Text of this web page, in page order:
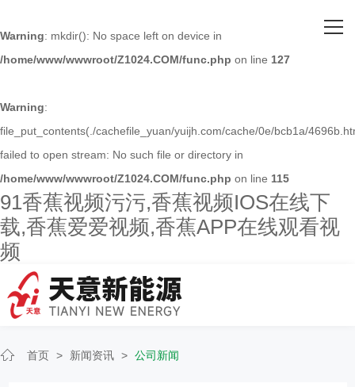
Warning: mkdir(): No space left on device in
/home/www/wwwroot/Z1024.COM/func.php on line 127
Warning:
file_put_contents(./cachefile_yuan/yuijh.com/cache/0e/bcb1a/
failed to open stream: No such file or directory in
/home/www/wwwroot/Z1024.COM/func.php on line 115
91香蕉视频污污,香蕉视频IOS在线下
载,香蕉爱爱视频,香蕉APP在线观看视
频
关于91香蕉视频污污
主营产品
人才招聘
新闻资讯
联系91香蕉视频污污
首页 > 新闻资讯 > 公司新闻